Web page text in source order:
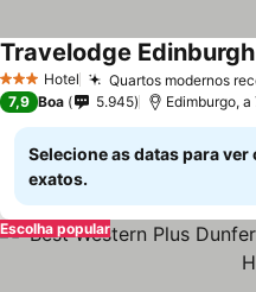
3 EstrelasHotel Quartos modernos
Travelodge
7,9 Boa 5.945 Edimburgo,
Selecione as datas para ver
exatos.
Escolha popular